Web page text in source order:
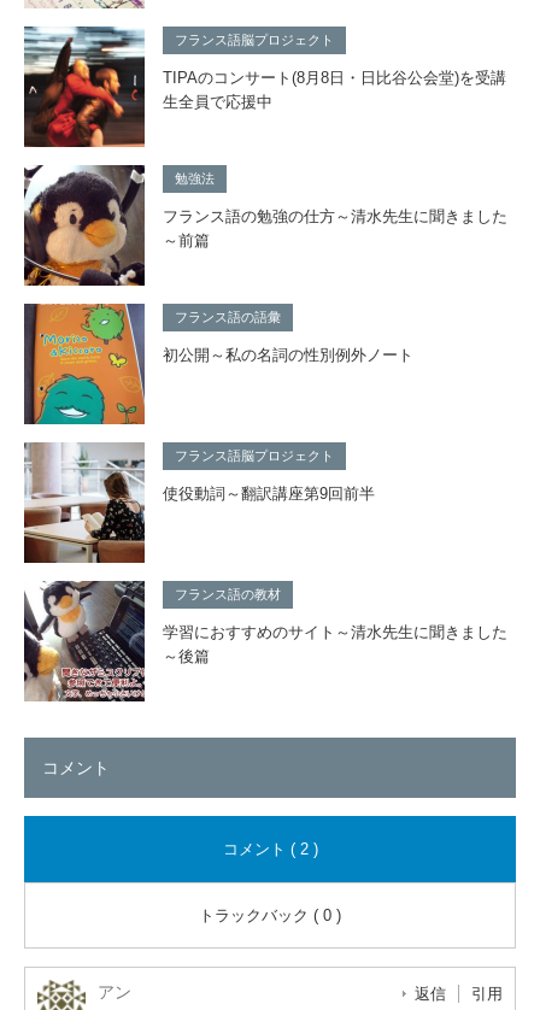
フランス語脳プロジェクト
TIPAのコンサート(8月8日・日比谷公会堂)を受講
生全員で応援中
勉強法
フランス語の勉強の仕方～清水先生に聞きました
～前篇
フランス語の語彙
初公開～私の名詞の性別例外ノート
フランス語脳プロジェクト
使役動詞～翻訳講座第9回前半
フランス語の教材
学習におすすめのサイト～清水先生に聞きました
～後篇
コメント
コメント ( 2 )
トラックバック ( 0 )
アン 返信 引用